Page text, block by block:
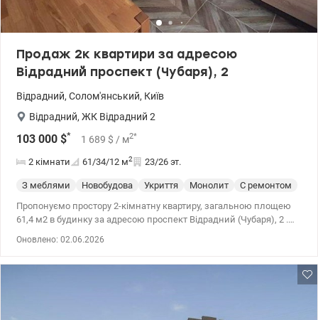
Продаж 2к квартири за адресою
Відрадний проспект (Чубаря), 2
Відрадний, Солом'янський, Київ
Відрадний, ЖК Відрадний 2
103 000 $* 1 689 $ / м2*
2 кімнати 61/34/12 м2 23/26 эт.
З меблями Новобудова Укриття Монолит
С ремонтом
Пропонуємо простору 2-кімнатну квартиру, загальною площею
61,4 м2 в будинку за адресою проспект Відрадний (Чубаря), 2 .
безперебійного живлення, що дуже важливо в умовах
Оновлено: 02.06.2026